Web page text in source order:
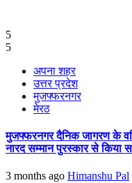
5
5
अपना शहर
उत्तर प्रदेश
मुजफ्फरनगर
मेरठ
मुजफ्फरनगर दैनिक जागरण के
नारद सम्मान पुरस्कार से किया
3 months ago Himanshu Pal